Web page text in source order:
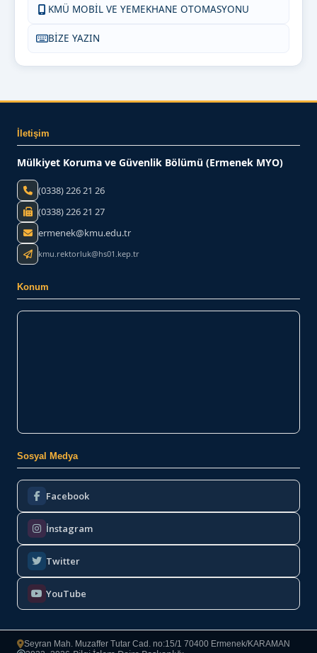
KMÜ MOBİL VE YEMEKHANE OTOMASYONU
BİZE YAZIN
İletişim
Mülkiyet Koruma ve Güvenlik Bölümü (Ermenek MYO)
(0338) 226 21 26
(0338) 226 21 27
ermenek@kmu.edu.tr
kmu.rektorluk@hs01.kep.tr
Konum
Sosyal Medya
Facebook
İnstagram
Twitter
YouTube
Seyran Mah. Muzaffer Tutar Cad. no:15/1 70400 Ermenek/KARAMAN